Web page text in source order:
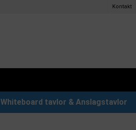
Kontakt
Whiteboard tavlor & Anslagstavlor